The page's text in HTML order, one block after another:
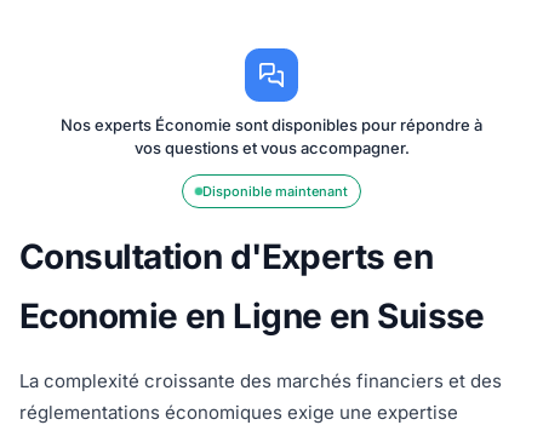
Nos experts Économie sont disponibles pour répondre à
vos questions et vous accompagner.
Disponible maintenant
Consultation d'Experts en
Economie en Ligne en Suisse
La complexité croissante des marchés financiers et des
réglementations économiques exige une expertise